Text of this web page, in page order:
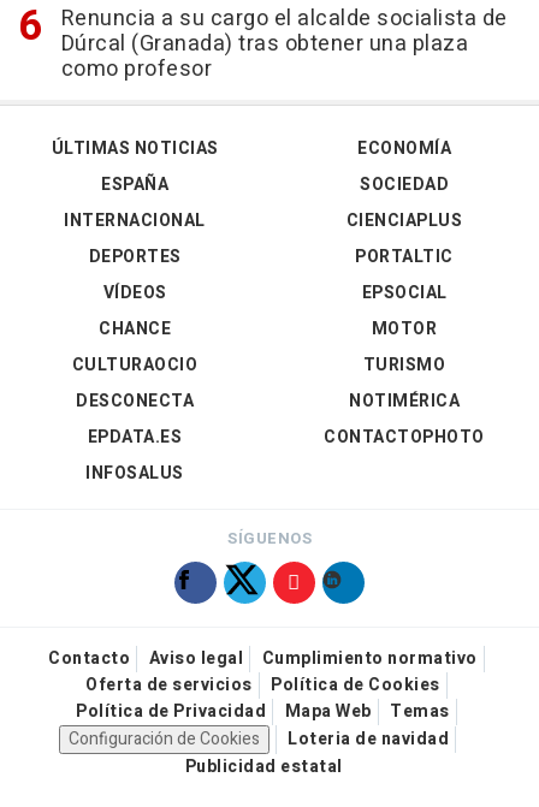
Renuncia a su cargo el alcalde socialista de
Dúrcal (Granada) tras obtener una plaza
como profesor
ÚLTIMAS NOTICIAS
ESPAÑA
INTERNACIONAL
DEPORTES
VÍDEOS
ECONOMÍA
SOCIEDAD
CIENCIAPLUS
PORTALTIC
EPSOCIAL
CHANCE
CULTURAOCIO
DESCONECTA
EPDATA.ES
INFOSALUS
MOTOR
TURISMO
NOTIMÉRICA
CONTACTOPHOTO
SÍGUENOS
Contacto Aviso legal
Cumplimiento normativo
Oferta de servicios
Política de Cookies
Política de Privacidad
Mapa Web
Temas
Configuración de Cookies
Loteria de navidad
Publicidad estatal